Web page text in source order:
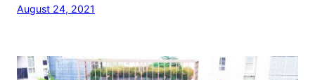
August 24, 2021